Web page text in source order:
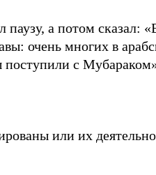
а потом сказал:
очень многих в
с
или их